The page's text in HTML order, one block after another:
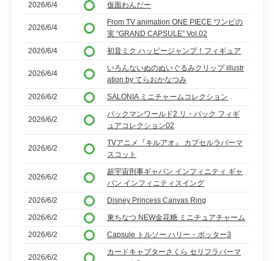
2026/6/4
仮面わんだー
2026/6/4
From TV animation ONE PIECE ワンピの
実 “GRAND CAPSULE” Vol.02
2026/6/4
初音ミク ハッピージャンプ！フィギュア
2026/6/4
いろんないぬのぬいぐるみクリップ illustr
ation by てらおかなつみ
2026/6/2
SALONIA ミニチャームコレクション
2026/6/2
パックマンワールド2 リ・パック フィギ
ュアコレクション02
2026/6/2
TVアニメ『キルアオ』 カプセルラバーマ
スコット
2026/6/2
超宇宙刑事ギャバン インフィニティ ギャ
バン インフィニティスイング
2026/6/2
Disney Princess Canvas Ring
2026/6/2
東ちなつ NEW金花糖 ミニチュアチャーム
2026/6/2
Capsule トルソー ハリー・ポッター3
2026/6/2
カードキャプターさくら セリフラバーマ